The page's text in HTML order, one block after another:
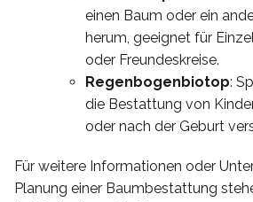
einen Baum oder ein
herum, geeignet für
oder Freundeskreise.
Regenbogenbiotop:
die Bestattung von
oder nach der Geburt
Für weitere Informationen oder
Planung einer Baumbestattung